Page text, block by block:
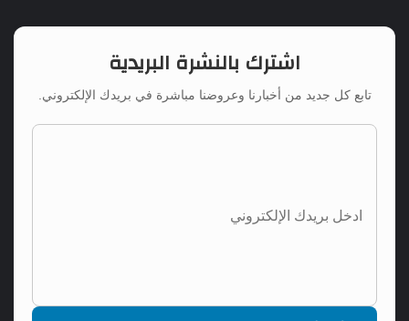
اشترك بالنشرة البريدية
تابع كل جديد من أخبارنا وعروضنا مباشرة في بريدك الإلكتروني.